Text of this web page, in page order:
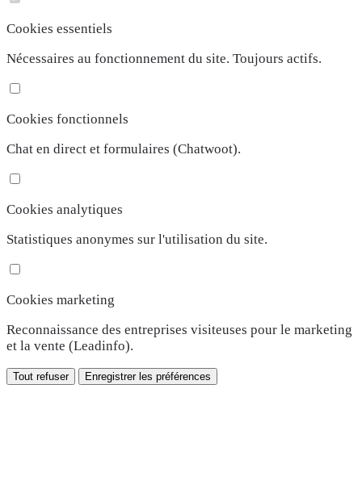
Cookies essentiels
Nécessaires au fonctionnement du site. Toujours actifs.
Cookies fonctionnels
Chat en direct et formulaires (Chatwoot).
Cookies analytiques
Statistiques anonymes sur l'utilisation du site.
Cookies marketing
Reconnaissance des entreprises visiteuses pour le marketing
et la vente (Leadinfo).
Tout refuser Enregistrer les préférences